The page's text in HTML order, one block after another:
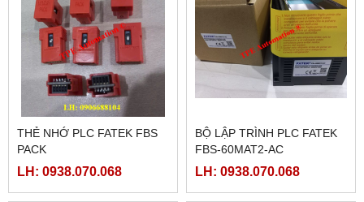
THẺ NHỚ PLC FATEK FBS
PACK
LH: 0938.070.068
BỘ LẬP TRÌNH PLC FATEK
FBS-60MAT2-AC
LH: 0938.070.068